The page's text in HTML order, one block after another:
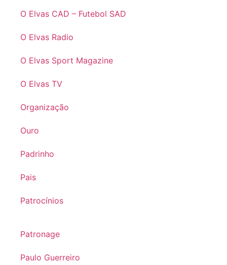
O Elvas CAD – Futebol SAD
O Elvas Radio
O Elvas Sport Magazine
O Elvas TV
Organização
Ouro
Padrinho
Pais
Patrocínios
Patronage
Paulo Guerreiro